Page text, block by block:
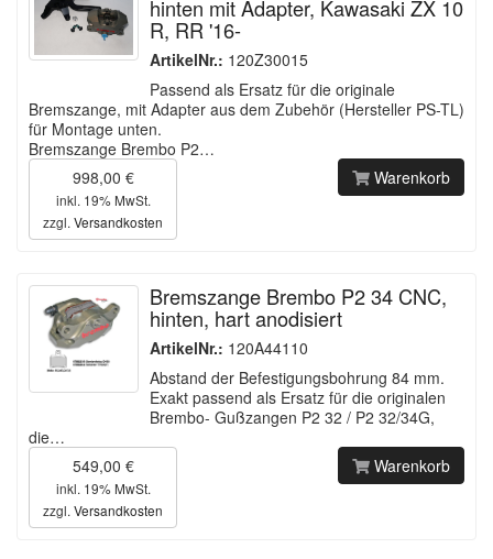
hinten mit Adapter, Kawasaki ZX 10
R, RR '16-
ArtikelNr.: 120Z30015
Passend als Ersatz für die originale
Bremszange, mit Adapter aus dem Zubehör (Hersteller PS-TL)
für Montage unten.
Bremszange Brembo P2…
998,00 €
inkl. 19% MwSt.
zzgl. Versandkosten
Warenkorb
Bremszange Brembo P2 34 CNC,
hinten, hart anodisiert
ArtikelNr.: 120A44110
Abstand der Befestigungsbohrung 84 mm.
Exakt passend als Ersatz für die originalen
Brembo- Gußzangen P2 32 / P2 32/34G,
die…
549,00 €
inkl. 19% MwSt.
zzgl. Versandkosten
Warenkorb